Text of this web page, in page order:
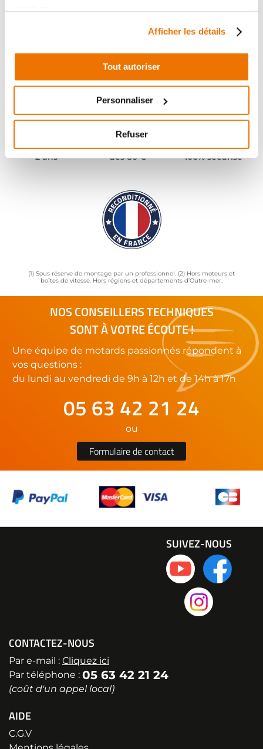
Afficher les détails
Tout autoriser
Personnaliser
Refuser
Pièces garanties
2 ans
Port offert
dès 80 €
Paiement
100% sécurisé
(1) Sous réserve de montage par un professionnel. (2) Hors moteurs et
boîtes de vitesse. Hors régions et départements d’Outre-mer.
NOS CONSEILLERS TECHNIQUES
SONT À VOTRE ÉCOUTE !
Une équipe de motards passionnés répondent à
vos questions :
du lundi au vendredi de 9h à 12h et de 14h à 17h
05 63 42 21 24
ou
Formulaire de contact
CONTACTEZ-NOUS
Par e-mail : Cliquez ici
Par téléphone : 05 63 42 21 24
(coût d'un appel local)
AIDE
C.G.V
SUIVEZ-NOUS